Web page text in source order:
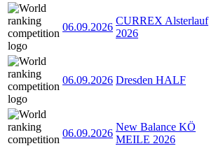
06.09.2026
CURREX Alsterlauf
2026
06.09.2026 Dresden HALF
06.09.2026
New Balance KÖ
MEILE 2026